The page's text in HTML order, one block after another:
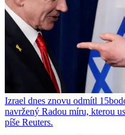
Izrael dnes znovu odmítl
navržený Radou míru, kterou
píše Reuters.